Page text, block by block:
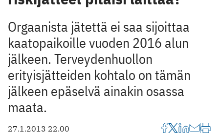
Orgaanista jätettä ei saa sijoittaa
kaatopaikoille vuoden 2016 alun
jälkeen. Terveydenhuollon
erityisjätteiden kohtalo on tämän
jälkeen epäselvä ainakin osassa
maata.
27.1.2013 22.00